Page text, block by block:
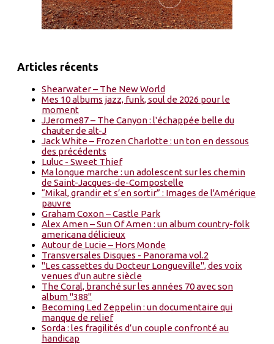
Articles récents
Shearwater – The New World
Mes 10 albums jazz, funk, soul de 2026 pour le
moment
JJerome87 – The Canyon : l'échappée belle du
chauter de alt-J
Jack White – Frozen Charlotte : un ton en dessous
des précédents
Luluc - Sweet Thief
Ma longue marche : un adolescent sur les chemin
de Saint-Jacques-de-Compostelle
“Mikal, grandir et s’en sortir” : Images de l'Amérique
pauvre
Graham Coxon – Castle Park
Alex Amen – Sun Of Amen : un album country-folk
americana délicieux
Autour de Lucie – Hors Monde
Transversales Disques - Panorama vol.2
"Les cassettes du Docteur Longueville", des voix
venues d'un autre siècle
The Coral, branché sur les années 70 avec son
album "388"
Becoming Led Zeppelin : un documentaire qui
manque de relief
Sorda : les fragilités d’un couple confronté au
handicap